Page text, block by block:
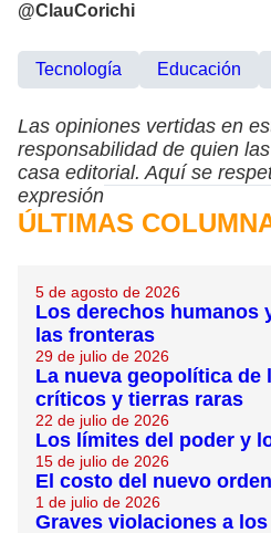
@ClauCorichi
Tecnología Educación
Las opiniones vertidas en
responsabilidad de quien
casa editorial. Aquí se
expresión
ÚLTIMAS
5 de agosto de 2026
Los derechos humanos
las fronteras
29 de julio de 2026
La nueva geopolítica de
críticos y tierras raras
22 de julio de 2026
Los límites del poder y
15 de julio de 2026
El costo del nuevo
1 de julio de 2026
Graves violaciones a